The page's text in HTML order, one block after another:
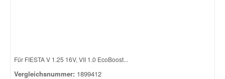
Für FIESTA V 1.25 16V, VII 1.0 EcoBoost...
Vergleichsnummer: 1899412
Toyota Ersatzteile